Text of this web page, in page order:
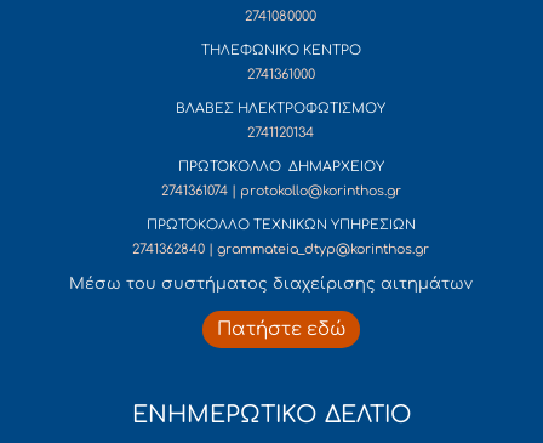
2741080000
ΤΗΛΕΦΩΝΙΚΟ ΚΕΝΤΡΟ
2741361000
ΒΛΑΒΕΣ ΗΛΕΚΤΡΟΦΩΤΙΣΜΟΥ
2741120134
ΠΡΩΤΟΚΟΛΛΟ ΔΗΜΑΡΧΕΙΟΥ
2741361074 | protokollo@korinthos.gr
ΠΡΩΤΟΚΟΛΛΟ ΤΕΧΝΙΚΩΝ ΥΠΗΡΕΣΙΩΝ
2741362840 | grammateia_dtyp@korinthos.gr
Mέσω του συστήματος διαχείρισης αιτημάτων
Πατήστε εδώ
ΕΝΗΜΕΡΩΤΙΚΟ ΔΕΛΤΙΟ